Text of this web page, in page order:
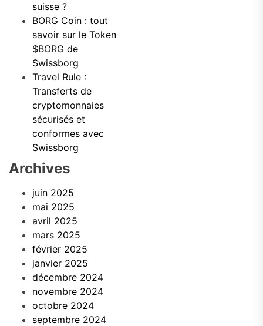
suisse ?
BORG Coin : tout
savoir sur le Token
$BORG de
Swissborg
Travel Rule :
Transferts de
cryptomonnaies
sécurisés et
conformes avec
Swissborg
Archives
juin 2025
mai 2025
avril 2025
mars 2025
février 2025
janvier 2025
décembre 2024
novembre 2024
octobre 2024
septembre 2024